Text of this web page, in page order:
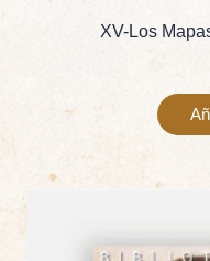
XV-Los